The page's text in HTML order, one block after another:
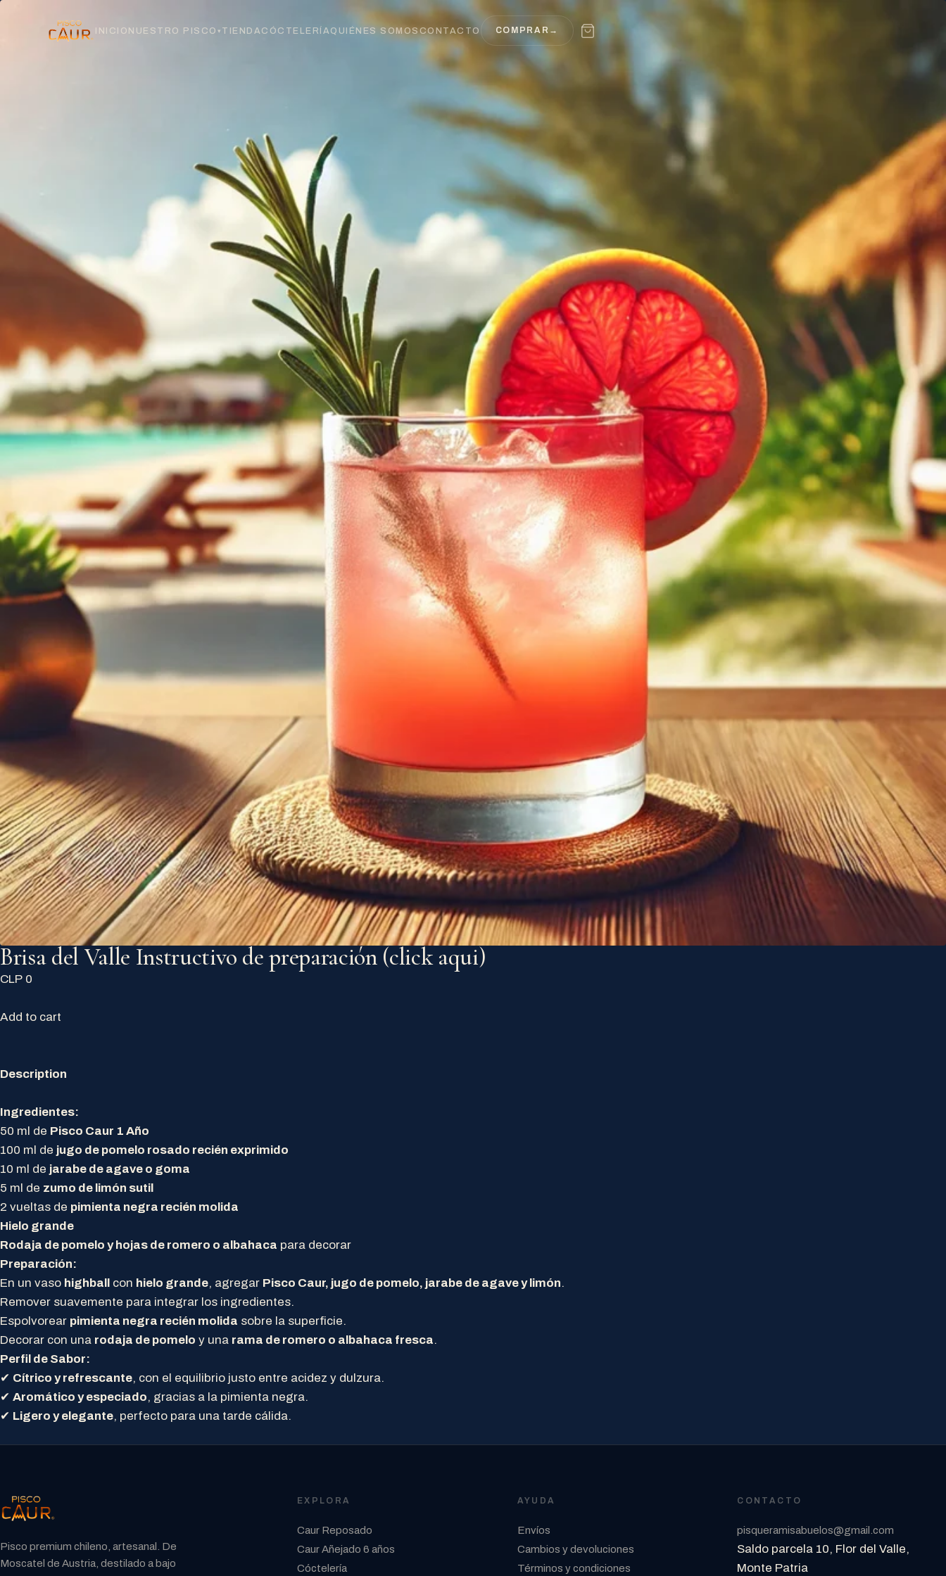
INICIO NUESTRO PISCO ▾ TIENDA CÓCTELERÍA QUIÉNES SOMOSCONTACTO COMPRAR →
Brisa del Valle Instructivo de preparación (click aqui)
CLP 0
Add to cart
Description
Ingredientes:
50 ml de Pisco Caur 1 Año
100 ml de jugo de pomelo rosado recién exprimido
10 ml de jarabe de agave o goma
5 ml de zumo de limón sutil
2 vueltas de pimienta negra recién molida
Hielo grande
Rodaja de pomelo y hojas de romero o albahaca para decorar
Preparación:
En un vaso highball con hielo grande, agregar Pisco Caur, jugo de pomelo, jarabe de agave y limón.
Remover suavemente para integrar los ingredientes.
Espolvorear pimienta negra recién molida sobre la superficie.
Decorar con una rodaja de pomelo y una rama de romero o albahaca fresca.
Perfil de Sabor:
✔ Cítrico y refrescante, con el equilibrio justo entre acidez y dulzura.
✔ Aromático y especiado, gracias a la pimienta negra.
✔ Ligero y elegante, perfecto para una tarde cálida.
Pisco premium chileno, artesanal. De
Moscatel de Austria, destilado a bajo
EXPLORA
Caur Reposado
Caur Añejado 6 años
Cóctelería
AYUDA
Envíos
Cambios y devoluciones
Términos y condiciones
CONTACTO
pisqueramisabuelos@gmail.com
Saldo parcela 10, Flor del Valle,
Monte Patria